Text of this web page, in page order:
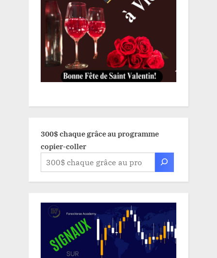
300$ chaque grâce au programme
copier-coller